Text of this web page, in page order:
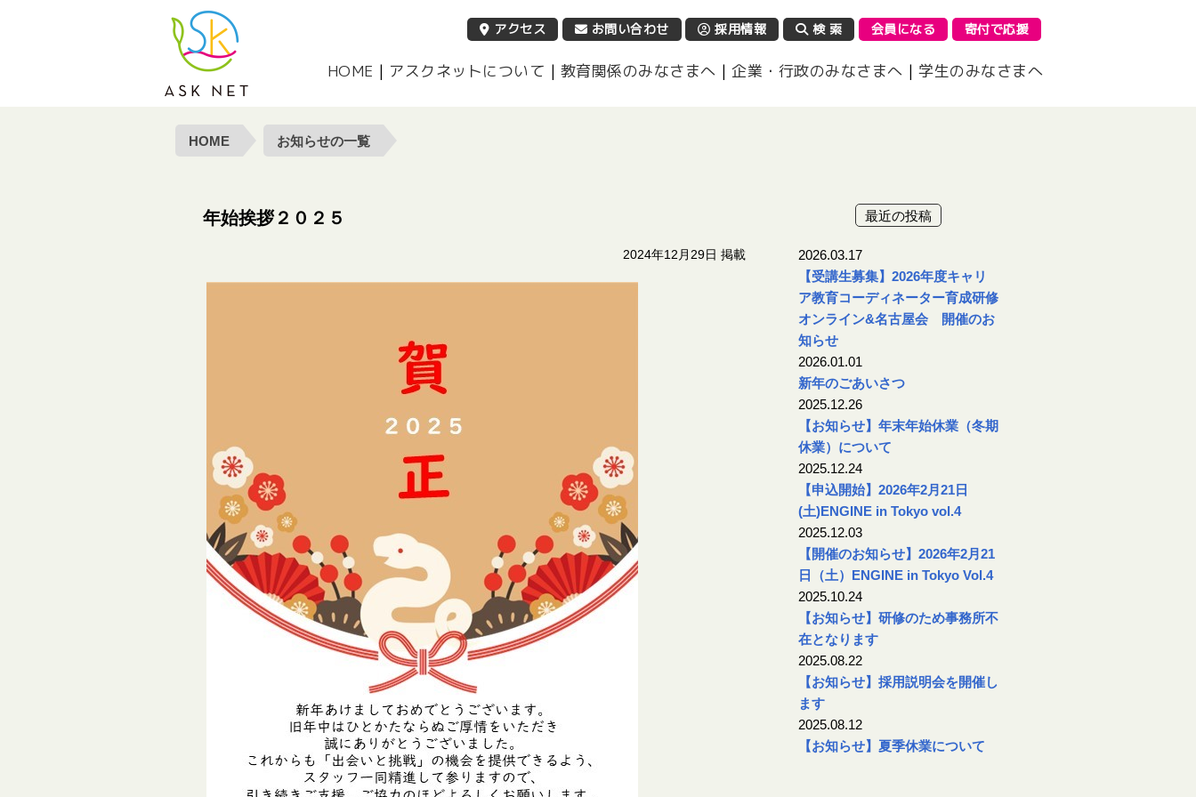
アクセス お問い合わせ 採用情報 検 索 会員になる 寄付で応援
HOME | アスクネットについて | 教育関係のみなさまへ | 企業・行政のみなさまへ | 学生のみなさまへ
HOME お知らせの一覧
年始挨拶２０２５
2024年12月29日 掲載
最近の投稿
2026.03.17
【受講生募集】2026年度キャリ
ア教育コーディネーター育成研修
オンライン&名古屋会 開催のお
知らせ
2026.01.01
新年のごあいさつ
2025.12.26
【お知らせ】年末年始休業（冬期
休業）について
2025.12.24
【申込開始】2026年2月21日
(土)ENGINE in Tokyo vol.4
2025.12.03
【開催のお知らせ】2026年2月21
日（土）ENGINE in Tokyo Vol.4
2025.10.24
【お知らせ】研修のため事務所不
在となります
2025.08.22
【お知らせ】採用説明会を開催し
ます
2025.08.12
【お知らせ】夏季休業について